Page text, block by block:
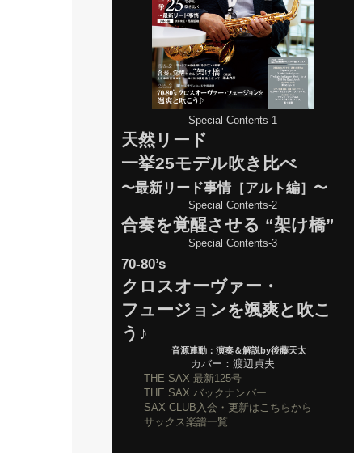
Special Contents-1
天然リード
一挙25モデル吹き比べ
〜最新リード事情［アルト編］〜
Special Contents-2
合奏を覚醒させる “架け橋”
Special Contents-3
70-80’s
クロスオーヴァー・
フュージョンを颯爽と吹こ
う♪
音源連動：演奏＆解説by後藤天太
カバー：渡辺貞夫
THE SAX 最新125号
THE SAX バックナンバー
SAX CLUB入会・更新はこちらから
サックス楽譜一覧